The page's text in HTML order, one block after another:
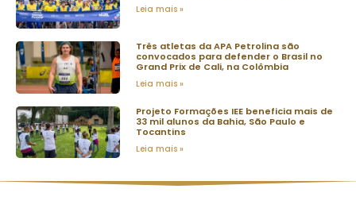
Leia mais »
Três atletas da APA Petrolina são
convocados para defender o Brasil no
Grand Prix de Cali, na Colômbia
Leia mais »
Projeto Formações IEE beneficia mais de
33 mil alunos da Bahia, São Paulo e
Tocantins
Leia mais »